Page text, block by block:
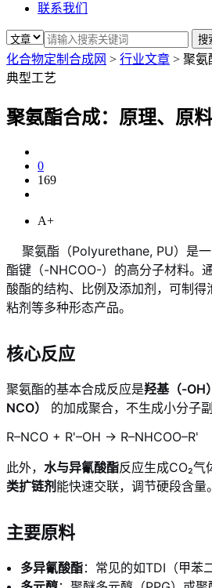
联系我们
化合物定制合成网 > 行业文章 > 聚氨
典型工艺
聚氨酯合成：原理、原
0
169
A+
聚氨酯（Polyurethane, PU）是
酯键（-NHCOO-）的高分子材料。
酸酯的结构、比例及添加剂，可制
粘剂等多种形态产品。
核心反应
聚氨酯的基本合成反应是羟基（-OH
NCO）
的加成聚合，不生成小分子副
R–NCO + R'–OH → R–NHCOO–R'
此外， 水与异氰酸酯反应生成CO₂气
类扩链剂 能快速交联，调节硬段含量。
主要原料
多异氰酸酯：常见的如TDI（甲苯